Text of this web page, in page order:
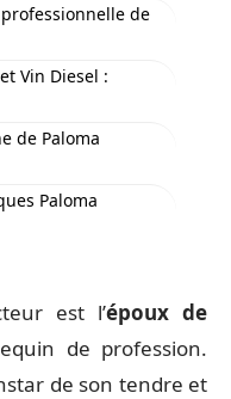
de
Vin Diesel :
de Paloma
Paloma
est l’époux de
de profession.
de son tendre et